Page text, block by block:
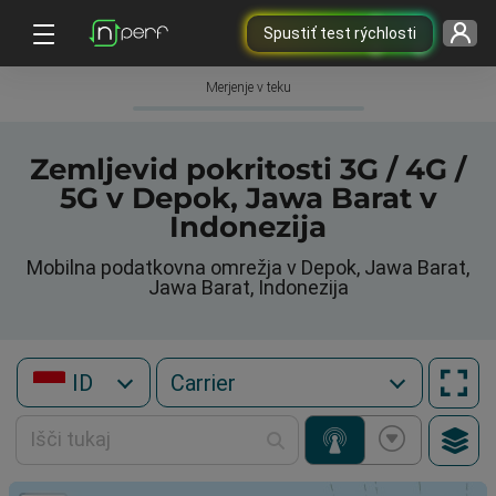
Spustiť test rýchlosti
Merjenje v teku
Zemljevid pokritosti 3G / 4G /
5G v Depok, Jawa Barat v
Indonezija
Mobilna podatkovna omrežja v Depok, Jawa Barat,
Jawa Barat, Indonezija
ID